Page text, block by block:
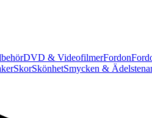
DVD & VideofilmerFordon
SkorSkönhetSmycken &